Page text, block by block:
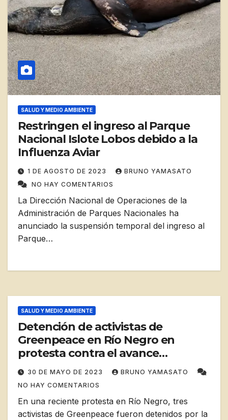
SALUD Y MEDIO AMBIENTE
Restringen el ingreso al Parque
Nacional Islote Lobos debido a la
Influenza Aviar
1 DE AGOSTO DE 2023
BRUNO YAMASATO
NO HAY COMENTARIOS
La Dirección Nacional de Operaciones de la
Administración de Parques Nacionales ha
anunciado la suspensión temporal del ingreso al
Parque…
SALUD Y MEDIO AMBIENTE
Detención de activistas de
Greenpeace en Río Negro en
protesta contra el avance
petrolero
30 DE MAYO DE 2023
BRUNO YAMASATO
NO HAY COMENTARIOS
En una reciente protesta en Río Negro, tres
activistas de Greenpeace fueron detenidos por la